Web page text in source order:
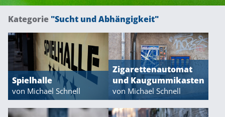
Kategorie "Sucht und Abhängigkeit"
Spielhalle
von Michael Schnell
Zigarettenautomat
und Kaugummikasten
von Michael Schnell